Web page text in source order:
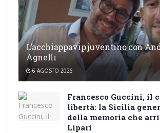
L’acchiappavip juventino con
Agnelli
6 AGOSTO 2026
Francesco Guccini, il
libertà: la Sicilia
della memoria che
Lipari